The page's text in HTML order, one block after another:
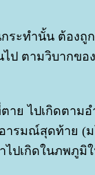
ระทำนั้น ต้อง
ป ตามวิบากขอ
าย ไปเกิดตาม
ารมณ์สุดท้าย (
เกิดในภพภูมิ